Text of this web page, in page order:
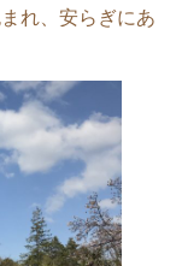
れ、安らぎにあ